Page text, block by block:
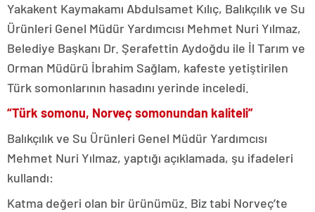
Yakakent Kaymakamı Abdulsamet Kılıç, Balıkçılık ve Su
Ürünleri Genel Müdür Yardımcısı Mehmet Nuri Yılmaz,
Belediye Başkanı Dr. Şerafettin Aydoğdu ile İl Tarım ve
Orman Müdürü İbrahim Sağlam, kafeste yetiştirilen
Türk somonlarının hasadını yerinde inceledi.
“Türk somonu, Norveç somonundan kaliteli”
Balıkçılık ve Su Ürünleri Genel Müdür Yardımcısı
Mehmet Nuri Yılmaz, yaptığı açıklamada, şu ifadeleri
kullandı:
Katma değeri olan bir ürünümüz. Biz tabi Norveç’te